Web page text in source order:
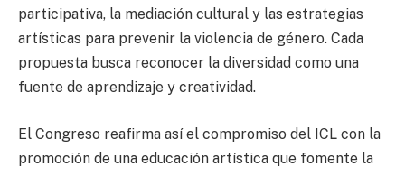
participativa, la mediación cultural y las estrategias
artísticas para prevenir la violencia de género. Cada
propuesta busca reconocer la diversidad como una
fuente de aprendizaje y creatividad.
El Congreso reafirma así el compromiso del ICL con la
promoción de una educación artística que fomente la